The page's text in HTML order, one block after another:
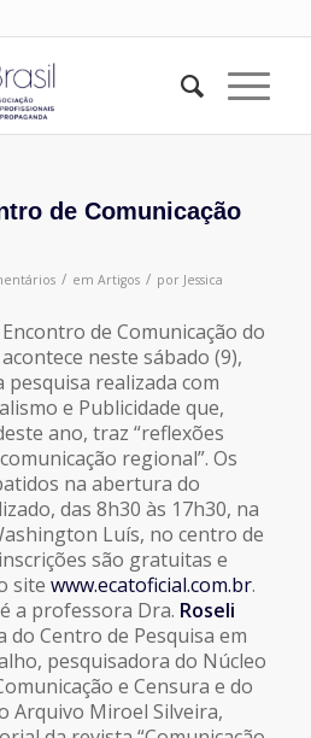
de Comunicação
/ em Artigos / por Jessica
de Comunicação do
neste sábado (9),
realizada com
e Publicidade que,
ano, traz “reflexões
regional”. Os
na abertura do
das 8h30 às 17h30, na
Luís, no centro de
são gratuitas e
site www.ecatoficial.com.br.
a professora Dra. Roseli
do Centro de Pesquisa em
pesquisadora do Núcleo
e Censura e do
Arquivo Miroel Silveira,